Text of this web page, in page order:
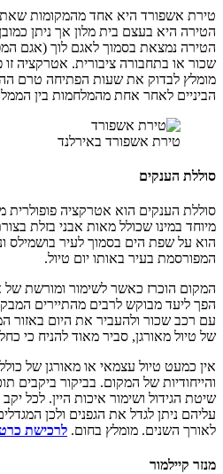
טירת אשפורד היא אחד מהמקומות
הטירה היא בעצם בית מלון אך ניתן
הטירה נמצאת בסמוך לאגם לוך (אגם
שכור או בתחבורה ציבורית. אטרקציה
מומלץ לבדוק את שעות הפתיחה טרם
הביניים לאחר אחת מהמלחמות בין
טירת אשפורד באירלנד
סוללת הענקים
סוללת הענקים הוא אטרקציה פופולרית
מיוחד במינו שכולל מאות אבני בזלת
הוא על שפת הים בסמוך לעיר בושמילס
המפורסמת בעיר באותו יום טיול.
המקום הוכרז כאשר לשימור ומורשת של
הפך ליעד מבוקש לרבים מהתיירים
עם רכב שכור ולהעביר את היום
של טיול מאורגן, סביר מאוד להניח כי
אין כמעט טיול עצמאי או מאורגן של
והייחודיות של המקום. בביקור ביקבים
שיטת הגידול ושימור איכות היין. לכל
עליהם ניתן לגדל את הגפנים ולכן
לאורך השנים. מומלץ בחום. לרכישת
מנזר קיילמור